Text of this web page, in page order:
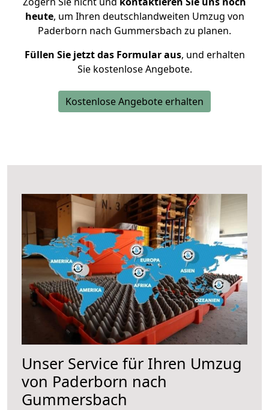
heute, um Ihren deutschlandweiten Umzug von
Paderborn nach Gummersbach zu planen.
Füllen Sie jetzt das Formular aus, und erhalten
Sie kostenlose Angebote.
Kostenlose Angebote erhalten
Unser Service für Ihren Umzug
von Paderborn nach
Gummersbach